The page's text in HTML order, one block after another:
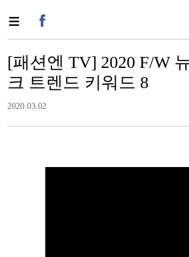
[패션엔 TV] 2020 F/W
크 트렌드 키워드 8
2020.03.02